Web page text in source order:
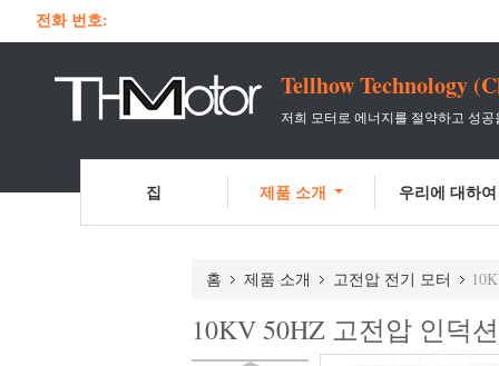
전화 번호:
Tellhow Technology
저희 모터로 에너지를 절약하고 성
집 제품 소개 우리에 대하여
홈 제품 소개 고전압 전기 모터
10KV 50HZ 고전압 인덕